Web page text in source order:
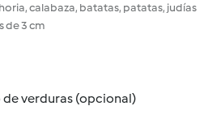
calabaza, batatas, patatas, judías
de 3 cm
verduras (opcional)